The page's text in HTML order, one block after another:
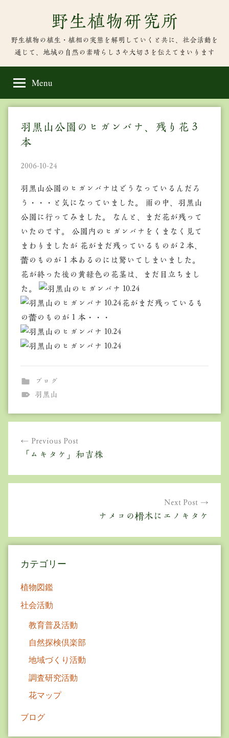
content
野生植物研究所
野生植物の植生・植相の実態を解明していくと共に、社会活動を
通じて、地域の自然の素晴らしさや大切さを伝えてまいります
Menu
羽黒山公園のヒガンバナ、残り花３
本
2006-10-24
羽黒山公園のヒガンバナはどうなっているんだろ
う・・・と気になっていました。 雨の中、羽黒山
公園に行ってみました。 なんと、まだ花が残って
いたのです。 公園内のヒガンバナをくまなく見て
まわりましたが 花がまだ残っているものが２本、
蕾のものが１本あるのには驚いてしまいました。
花が終った後の黄緑色の花茎は、まだ目立ちまし
た。
花がまだ残っているも
の蕾のものが１本・・・
ブログ
羽黒山
ビ
シ
Previous Post
「ムキタケ」和吉株
Next Post
ナメコの榾木にエノキタケ
カテゴリー
植物図鑑
社会活動
教育普及活動
自然探検倶楽部
地域づくり活動
調査研究活動
花マップ
ブログ